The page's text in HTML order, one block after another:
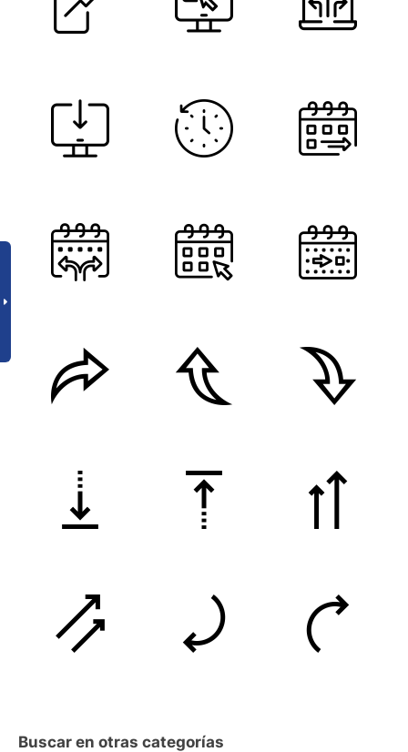
Buscar en otras categorías